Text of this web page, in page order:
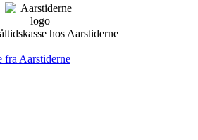
hos Aarstiderne